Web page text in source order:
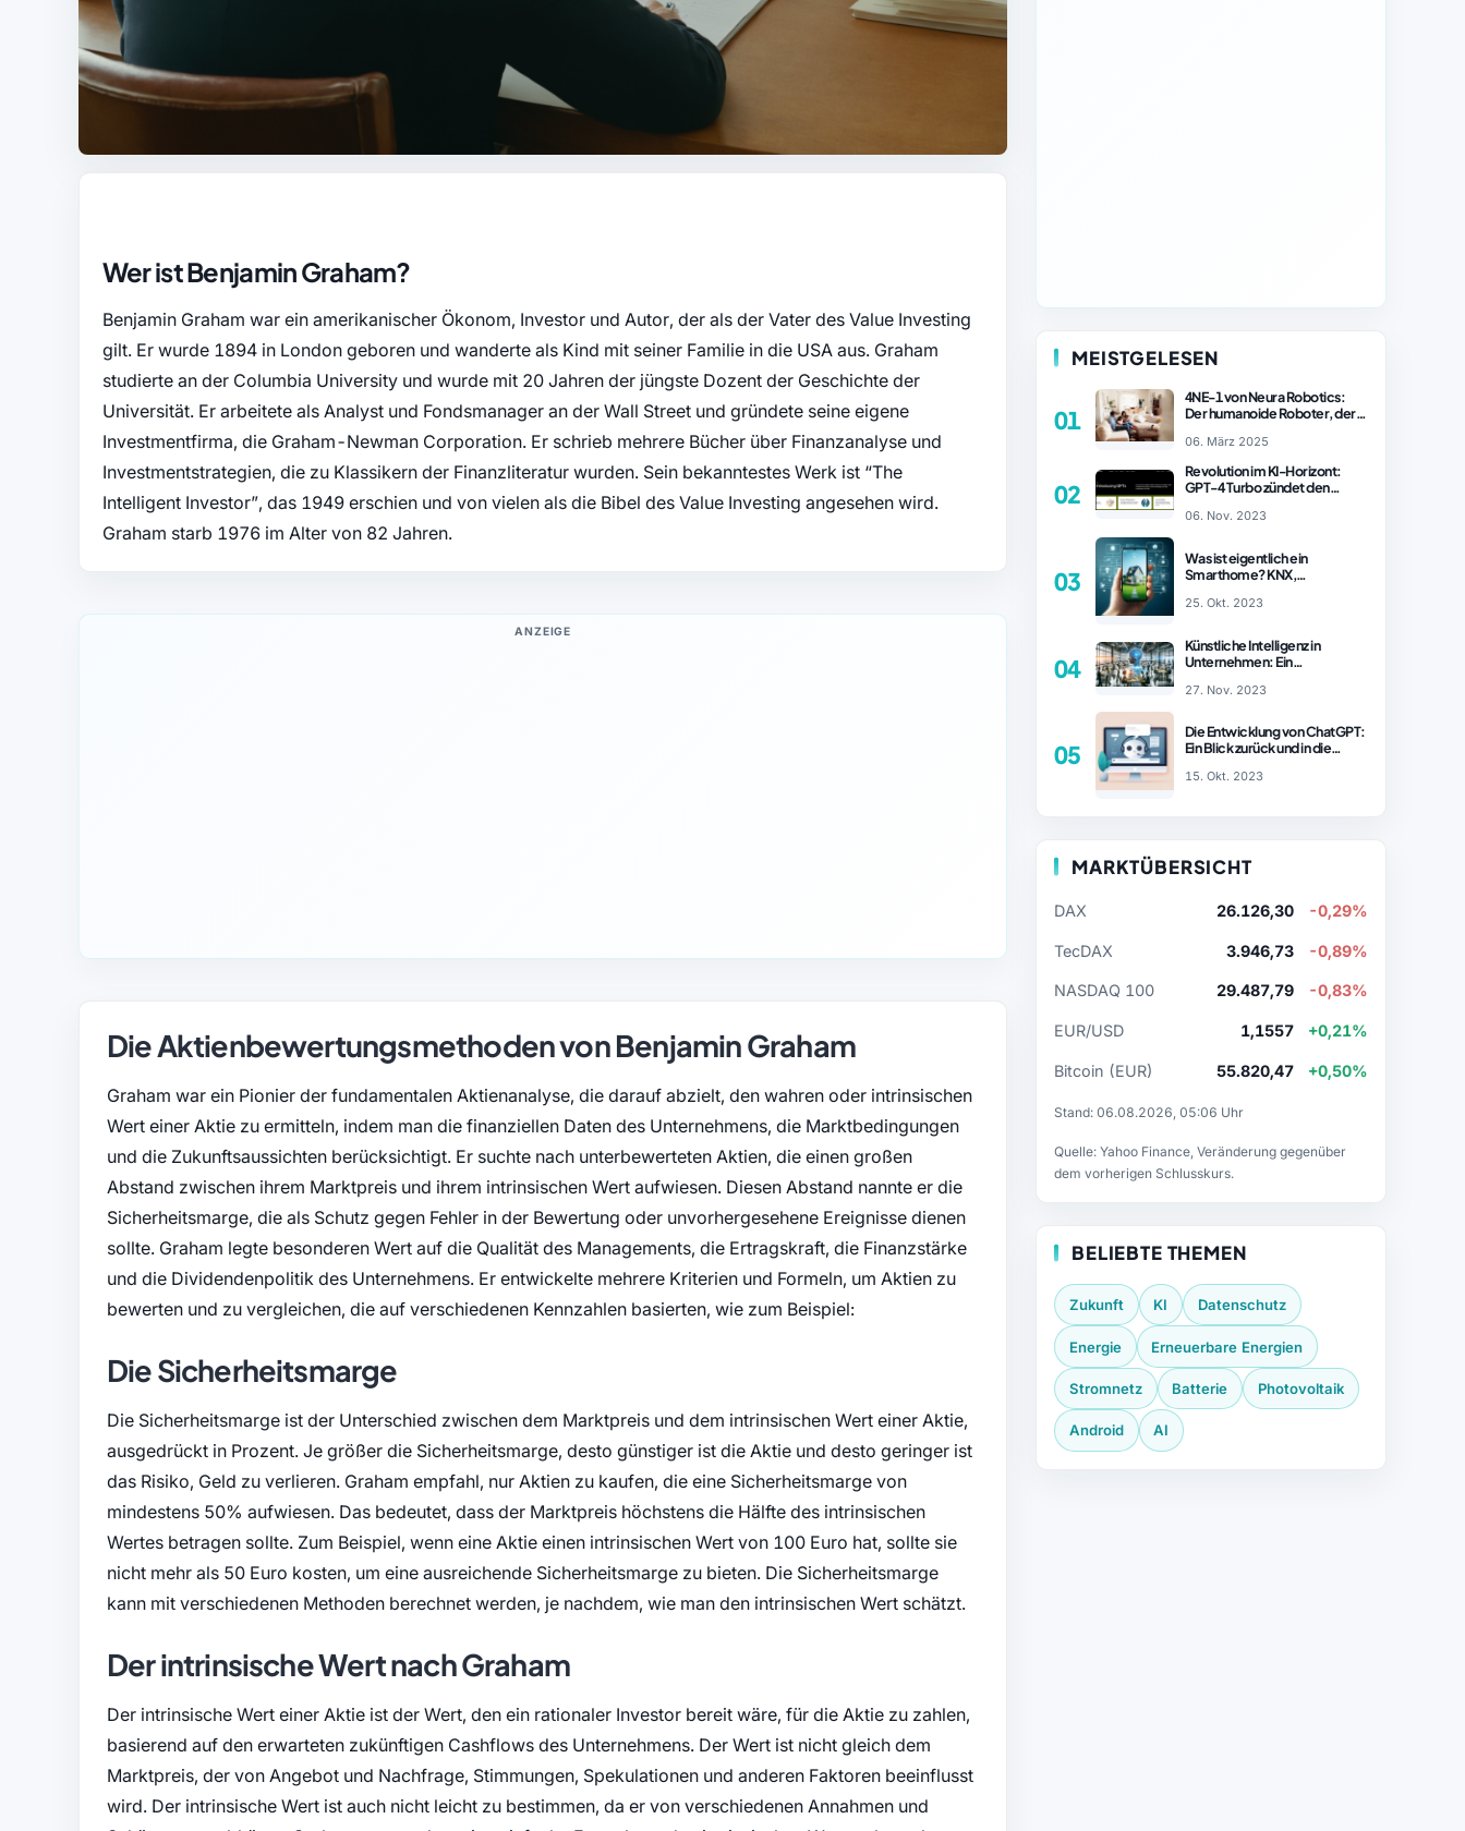
Wer ist Benjamin Graham?
Benjamin Graham war ein amerikanischer Ökonom, Investor und Autor, der als der Vater des Value Investing
gilt. Er wurde 1894 in London geboren und wanderte als Kind mit seiner Familie in die USA aus. Graham
studierte an der Columbia University und wurde mit 20 Jahren der jüngste Dozent der Geschichte der
Universität. Er arbeitete als Analyst und Fondsmanager an der Wall Street und gründete seine eigene
Investmentfirma, die Graham-Newman Corporation. Er schrieb mehrere Bücher über Finanzanalyse und
Investmentstrategien, die zu Klassikern der Finanzliteratur wurden. Sein bekanntestes Werk ist “The
Intelligent Investor”, das 1949 erschien und von vielen als die Bibel des Value Investing angesehen wird.
Graham starb 1976 im Alter von 82 Jahren.
ANZEIGE
Die Aktienbewertungsmethoden von Benjamin Graham
Graham war ein Pionier der fundamentalen Aktienanalyse, die darauf abzielt, den wahren oder intrinsischen
Wert einer Aktie zu ermitteln, indem man die finanziellen Daten des Unternehmens, die Marktbedingungen
und die Zukunftsaussichten berücksichtigt. Er suchte nach unterbewerteten Aktien, die einen großen
Abstand zwischen ihrem Marktpreis und ihrem intrinsischen Wert aufwiesen. Diesen Abstand nannte er die
Sicherheitsmarge, die als Schutz gegen Fehler in der Bewertung oder unvorhergesehene Ereignisse dienen
sollte. Graham legte besonderen Wert auf die Qualität des Managements, die Ertragskraft, die Finanzstärke
und die Dividendenpolitik des Unternehmens. Er entwickelte mehrere Kriterien und Formeln, um Aktien zu
bewerten und zu vergleichen, die auf verschiedenen Kennzahlen basierten, wie zum Beispiel:
Die Sicherheitsmarge
Die Sicherheitsmarge ist der Unterschied zwischen dem Marktpreis und dem intrinsischen Wert einer Aktie,
ausgedrückt in Prozent. Je größer die Sicherheitsmarge, desto günstiger ist die Aktie und desto geringer ist
das Risiko, Geld zu verlieren. Graham empfahl, nur Aktien zu kaufen, die eine Sicherheitsmarge von
mindestens 50% aufwiesen. Das bedeutet, dass der Marktpreis höchstens die Hälfte des intrinsischen
Wertes betragen sollte. Zum Beispiel, wenn eine Aktie einen intrinsischen Wert von 100 Euro hat, sollte sie
nicht mehr als 50 Euro kosten, um eine ausreichende Sicherheitsmarge zu bieten. Die Sicherheitsmarge
kann mit verschiedenen Methoden berechnet werden, je nachdem, wie man den intrinsischen Wert schätzt.
Der intrinsische Wert nach Graham
Der intrinsische Wert einer Aktie ist der Wert, den ein rationaler Investor bereit wäre, für die Aktie zu zahlen,
basierend auf den erwarteten zukünftigen Cashflows des Unternehmens. Der Wert ist nicht gleich dem
Marktpreis, der von Angebot und Nachfrage, Stimmungen, Spekulationen und anderen Faktoren beeinflusst
wird. Der intrinsische Wert ist auch nicht leicht zu bestimmen, da er von verschiedenen Annahmen und
MEISTGELESEN
01
4NE-1 von Neura Robotics:
Der humanoide Roboter, der
revolutionieren könnte
06. März 2025
02
Revolution im KI-Horizont:
GPT-4 Turbo zündet den
– ChatGPT Revolution!
06. Nov. 2023
03
Was ist eigentlich ein
Smarthome? KNX,
Vergleich
25. Okt. 2023
04
Künstliche Intelligenz in
Unternehmen: Ein
27. Nov. 2023
05
Die Entwicklung von ChatGPT:
Ein Blick zurück und in die
15. Okt. 2023
MARKTÜBERSICHT
DAX 26.126,30 -0,29%
TecDAX 3.946,73 -0,89%
NASDAQ 100 29.487,79 -0,83%
EUR/USD 1,1557 +0,21%
Bitcoin (EUR) 55.820,47 +0,50%
Stand: 06.08.2026, 05:06 Uhr
Quelle: Yahoo Finance, Veränderung gegenüber
dem vorherigen Schlusskurs.
BELIEBTE THEMEN
Zukunft KI Datenschutz
Energie Erneuerbare Energien
Stromnetz Batterie Photovoltaik
Android AI